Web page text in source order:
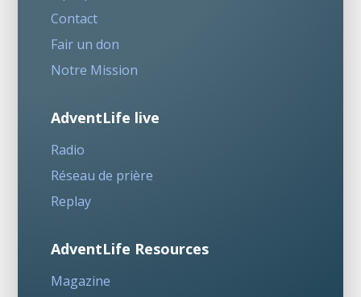
Contact
Fair un don
Notre Mission
AdventLife live
Radio
Réseau de prière
Replay
AdventLife Resources
Magazine